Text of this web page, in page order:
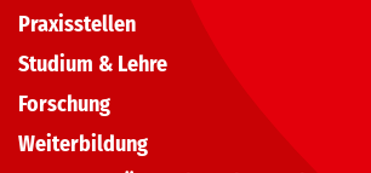
Praxisstellen
Studium & Lehre
Forschung
Weiterbildung